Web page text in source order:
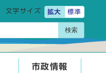
文字サイズ 拡大 標準
検索
市政情報